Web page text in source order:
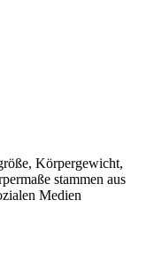
Körpergewicht,
stammen aus
Medien